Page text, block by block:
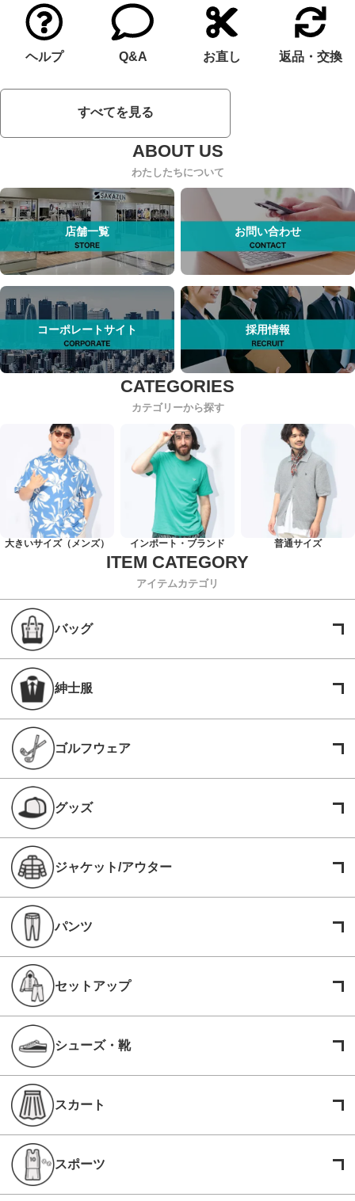
ヘルプ Q&A お直し 返品・交換
すべてを見る
わたしたちについて
店舗一覧 お問い合わせ
コーポレートサイト 採用情報
カテゴリーから探す
大きいサイズ（メンズ） インポート・ブランド 普通サイズ
アイテムカテゴリ
バッグ
紳士服
ゴルフウェア
グッズ
ジャケット/アウター
パンツ
セットアップ
シューズ・靴
スカート
スポーツ